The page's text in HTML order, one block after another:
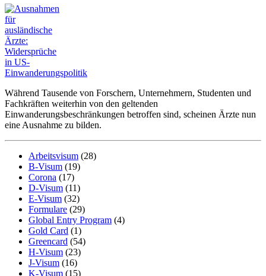
Während Tausende von Forschern, Unternehmern, Studenten und
Fachkräften weiterhin von den geltenden
Einwanderungsbeschränkungen betroffen sind, scheinen Ärzte nun
eine Ausnahme zu bilden.
Arbeitsvisum (28)
B-Visum (19)
Corona (17)
D-Visum (11)
E-Visum (32)
Formulare (29)
Global Entry Program (4)
Gold Card (1)
Greencard (54)
H-Visum (23)
J-Visum (16)
K-Visum (15)